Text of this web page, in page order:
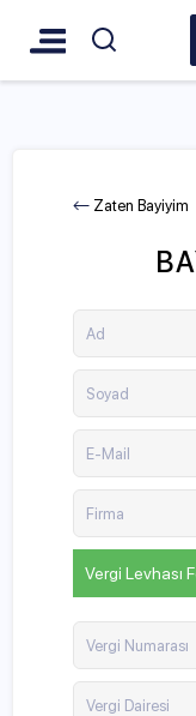
Zaten Bayiyim
Ad
Soyad
E-Mail
Firma
Vergi Levhası
Vergi Numarası
Vergi Dairesi